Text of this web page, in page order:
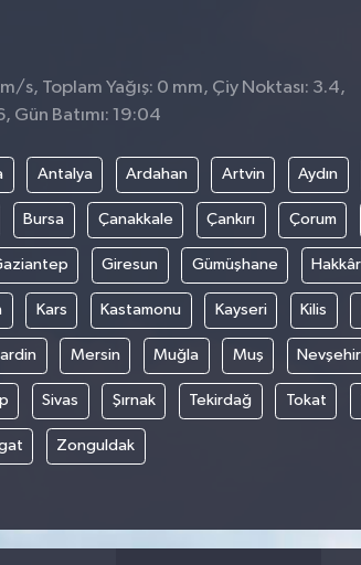
s, Toplam Yağış: 0 mm, Çiy Noktası: 3.4,
Gün Batımı: 19:04
Antalya Ardahan Artvin Aydın
Bursa Çanakkale Çankırı Çorum
Giresun Gümüşhane
Kars Kastamonu Kayseri Kilis
Mersin Muğla Muş Nevşehir
Sivas Şırnak Tekirdağ Tokat
Zonguldak